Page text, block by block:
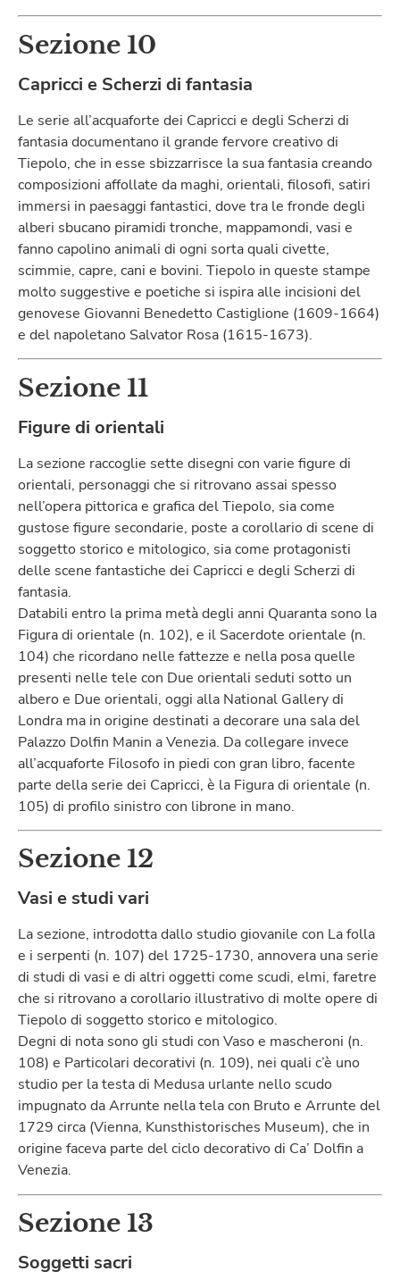
Sezione 10
Capricci e Scherzi di fantasia
Le serie all’acquaforte dei Capricci e degli Scherzi di
fantasia documentano il grande fervore creativo di
Tiepolo, che in esse sbizzarrisce la sua fantasia creando
composizioni affollate da maghi, orientali, filosofi, satiri
immersi in paesaggi fantastici, dove tra le fronde degli
alberi sbucano piramidi tronche, mappamondi, vasi e
fanno capolino animali di ogni sorta quali civette,
scimmie, capre, cani e bovini. Tiepolo in queste stampe
molto suggestive e poetiche si ispira alle incisioni del
genovese Giovanni Benedetto Castiglione (1609-1664)
e del napoletano Salvator Rosa (1615-1673).
Sezione 11
Figure di orientali
La sezione raccoglie sette disegni con varie figure di
orientali, personaggi che si ritrovano assai spesso
nell’opera pittorica e grafica del Tiepolo, sia come
gustose figure secondarie, poste a corollario di scene di
soggetto storico e mitologico, sia come protagonisti
delle scene fantastiche dei Capricci e degli Scherzi di
fantasia.
Databili entro la prima metà degli anni Quaranta sono la
Figura di orientale (n. 102), e il Sacerdote orientale (n.
104) che ricordano nelle fattezze e nella posa quelle
presenti nelle tele con Due orientali seduti sotto un
albero e Due orientali, oggi alla National Gallery di
Londra ma in origine destinati a decorare una sala del
Palazzo Dolfin Manin a Venezia. Da collegare invece
all’acquaforte Filosofo in piedi con gran libro, facente
parte della serie dei Capricci, è la Figura di orientale (n.
105) di profilo sinistro con librone in mano.
Sezione 12
Vasi e studi vari
La sezione, introdotta dallo studio giovanile con La folla
e i serpenti (n. 107) del 1725-1730, annovera una serie
di studi di vasi e di altri oggetti come scudi, elmi, faretre
che si ritrovano a corollario illustrativo di molte opere di
Tiepolo di soggetto storico e mitologico.
Degni di nota sono gli studi con Vaso e mascheroni (n.
108) e Particolari decorativi (n. 109), nei quali c’è uno
studio per la testa di Medusa urlante nello scudo
impugnato da Arrunte nella tela con Bruto e Arrunte del
1729 circa (Vienna, Kunsthistorisches Museum), che in
origine faceva parte del ciclo decorativo di Ca’ Dolfin a
Venezia.
Sezione 13
Soggetti sacri